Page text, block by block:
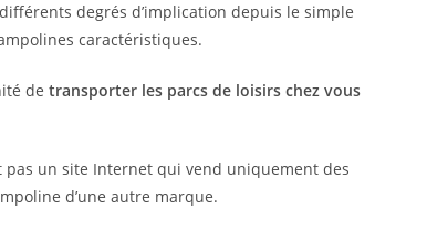
degrés d’implication depuis le simple
caractéristiques.
de transporter les parcs de loisirs chez vous
pas un site Internet qui vend uniquement des
d’une autre marque.